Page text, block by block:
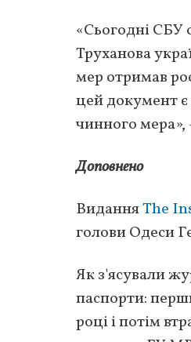
«Сьогодні СБУ
Труханова
мер отримав
цей документ є
чинного мера»,
Доповнено
ВиданняThe
голови Одеси
Як з'ясували
паспорти:
році і потім